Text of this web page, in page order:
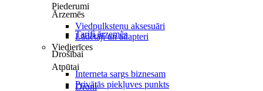
Ārzemēs
Tarifi ārzemēs
Drošībai
Interneta sargs biznesam
Privātās piekļuves punkts
Piederumi
Viedpulksteņu aksesuāri
Lādētāji un adapteri
Viedierīces
Atpūtai
Droni